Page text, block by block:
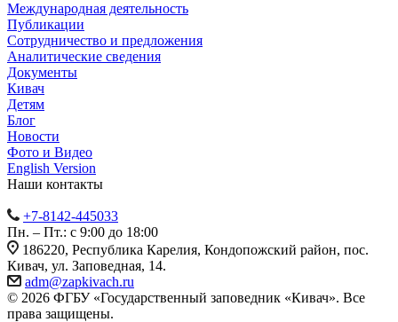
Международная деятельность
Публикации
Сотрудничество и предложения
Аналитические сведения
Документы
Кивач
Детям
Блог
Новости
Фото и Видео
English Version
Наши контакты
+7-8142-445033
Пн. – Пт.: с 9:00 до 18:00
186220, Республика Карелия, Кондопожский район, пос.
Кивач, ул. Заповедная, 14.
adm@zapkivach.ru
© 2026 ФГБУ «Государственный заповедник «Кивач». Все
права защищены.